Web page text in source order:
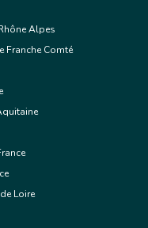
Alpes
Franche Comté
Loire